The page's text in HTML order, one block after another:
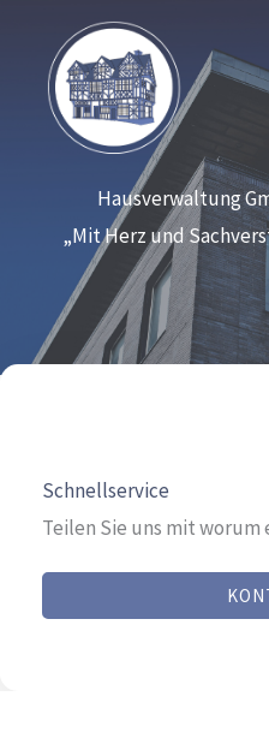
springen
Hausverwaltung
„Mit Herz und
Schnellservice
Teilen Sie uns mit worum